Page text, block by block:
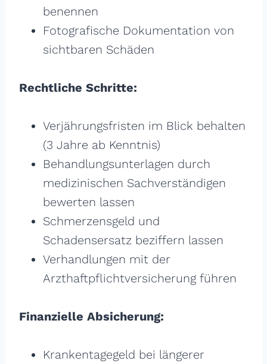
benennen
Fotografische Dokumentation von
sichtbaren Schäden
Rechtliche Schritte:
Verjährungsfristen im Blick behalten
(3 Jahre ab Kenntnis)
Behandlungsunterlagen durch
medizinischen Sachverständigen
bewerten lassen
Schmerzensgeld und
Schadensersatz beziffern lassen
Verhandlungen mit der
Arzthaftpflichtversicherung führen
Finanzielle Absicherung:
Krankentagegeld bei längerer